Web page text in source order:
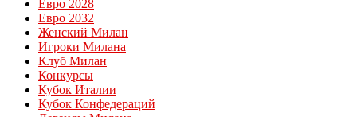
Евро 2028
Евро 2032
Женский Милан
Игроки Милана
Клуб Милан
Конкурсы
Кубок Италии
Кубок Конфедераций